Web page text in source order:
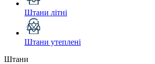
Штани літні
Штани утеплені
Штани